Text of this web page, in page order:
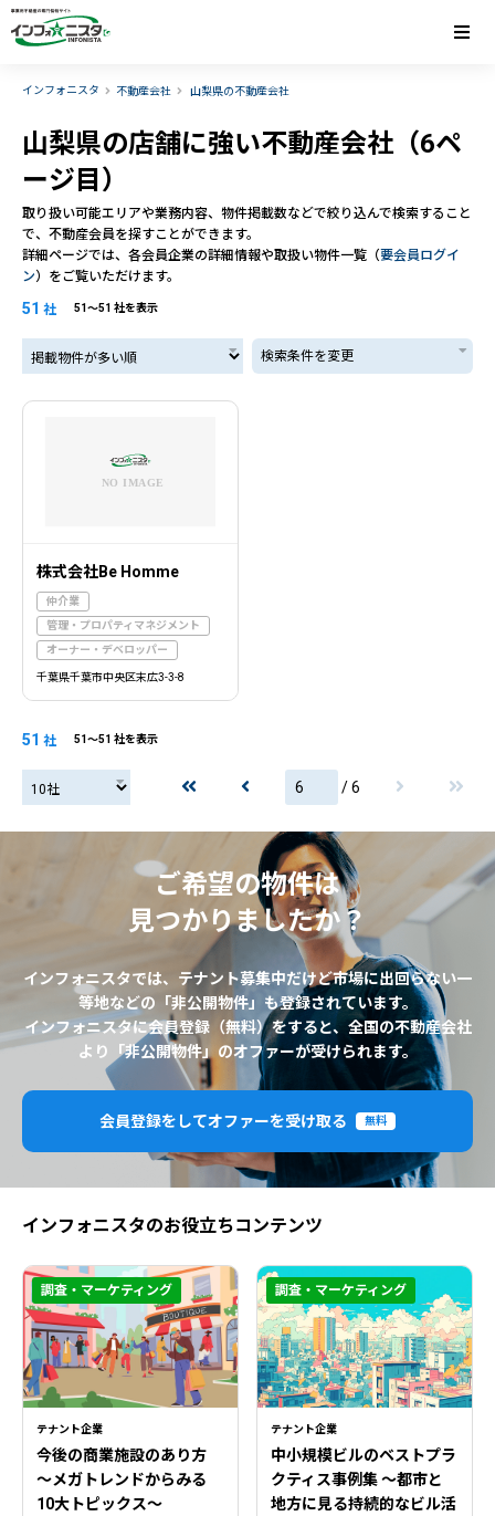
インフォニスタ 不動産会社 山梨県の不動産会社
山梨県の店舗に強い不動産会社（6ペ
ージ目）
取り扱い可能エリアや業務内容、物件掲載数などで絞り込んで検索すること
で、不動産会員を探すことができます。
詳細ページでは、各会員企業の詳細情報や取扱い物件一覧（要会員ログイ
ン）をご覧いただけます。
51 社 51〜51 社を表示
掲載物件が多い順 検索条件を変更
株式会社Be Homme
仲介業
管理・プロパティマネジメント
オーナー・デベロッパー
千葉県千葉市中央区末広3-3-8
51 社 51〜51 社を表示
20社 / 6
ご希望の物件は
見つかりましたか？
インフォニスタでは、テナント募集中だけど市場に出回らない一
等地などの「非公開物件」も登録されています。
インフォニスタに会員登録（無料）をすると、全国の不動産会社
より「非公開物件」のオファーが受けられます。
会員登録をしてオファーを受け取る 無料
インフォニスタのお役立ちコンテンツ
テナント企業
今後の商業施設のあり方
〜メガトレンドからみる
10大トピックス〜
調査・マーケティング
テナント企業
中小規模ビルのベストプラ
クティス事例集 ～都市と
地方に見る持続的なビル活
調査・マーケティング